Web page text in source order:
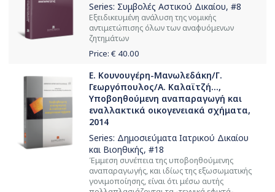
Series: Συμβολές Αστικού Δικαίου, #8
Εξειδικευμένη ανάλυση της νομικής
αντιμετώπισης όλων των αναφυόμενων
ζητημάτων
Price: € 40.00
Ε. Κουνουγέρη-Μανωλεδάκη/Γ.
Γεωργόπουλος/Α. Καλαϊτζή...,
Yποβοηθούμενη αναπαραγωγή και
εναλλακτικά οικογενειακά σχήματα,
2014
Series: Δημοσιεύματα Ιατρικού Δικαίου
και Βιοηθικής, #18
Έμμεση συνέπεια της υποβοηθούμενης
αναπαραγωγής, και ιδίως της εξωσωματικής
γονιμοποίησης, είναι ότι μέσω αυτής